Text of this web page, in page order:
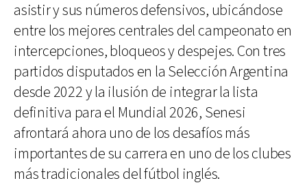
asistir y sus números defensivos, ubicándose
entre los mejores centrales del campeonato en
intercepciones, bloqueos y despejes. Con tres
partidos disputados en la Selección Argentina
desde 2022 y la ilusión de integrar la lista
definitiva para el Mundial 2026, Senesi
afrontará ahora uno de los desafíos más
importantes de su carrera en uno de los clubes
más tradicionales del fútbol inglés.